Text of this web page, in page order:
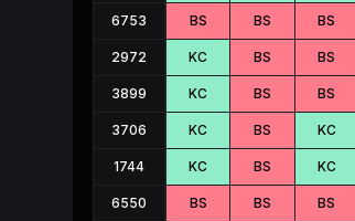
6753
2972
3899
3706
1744
6550
BS BS BS
KC BS BS
KC BS BS
KC BS KC
KC BS KC
BS BS BS